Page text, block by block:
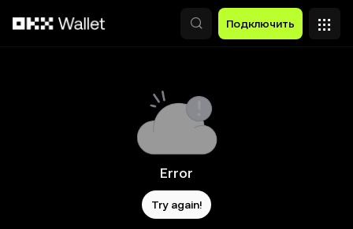
Подключить
Error
Try again!